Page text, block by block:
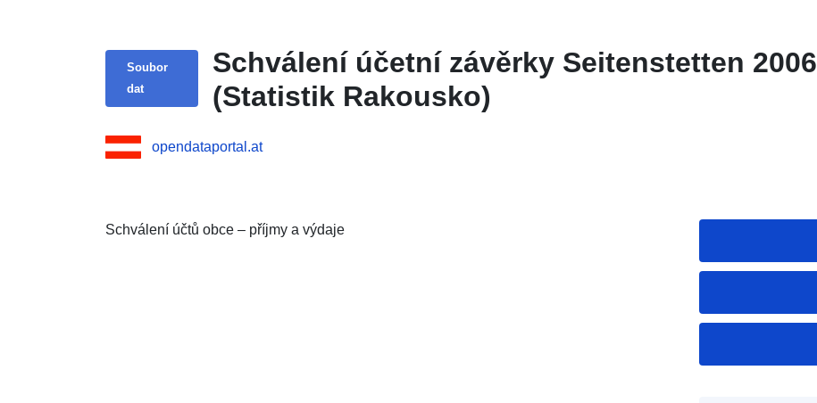
Soubor
dat
Schválení účetní závěrky Seitenstetten 2006
(Statistik Rakousko)
opendataportal.at
Schválení účtů obce – příjmy a výdaje